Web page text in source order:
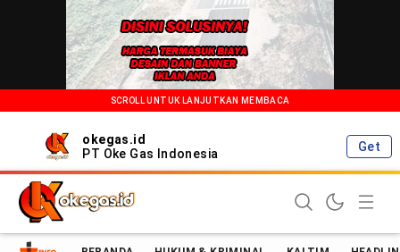
SCROLL UNTUK LANJUTKAN MEMBACA
okegas.id
PT Oke Gas Indonesia
Get
Oke Gas Indonesia | Energi Positif Informasi Terkini!